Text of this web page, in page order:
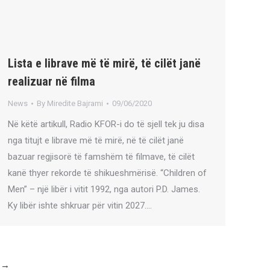
Lista e librave më të mirë, të cilët janë
realizuar në filma
News By Miredite Bajrami 09/06/2020
Në këtë artikull, Radio KFOR-i do të sjell tek ju disa
nga titujt e librave më të mirë, në të cilët janë
bazuar regjisorë të famshëm të filmave, të cilët
kanë thyer rekorde të shikueshmërisë. “Children of
Men” – një libër i vitit 1992, nga autori P.D. James.
Ky libër ishte shkruar për vitin 2027.…
→